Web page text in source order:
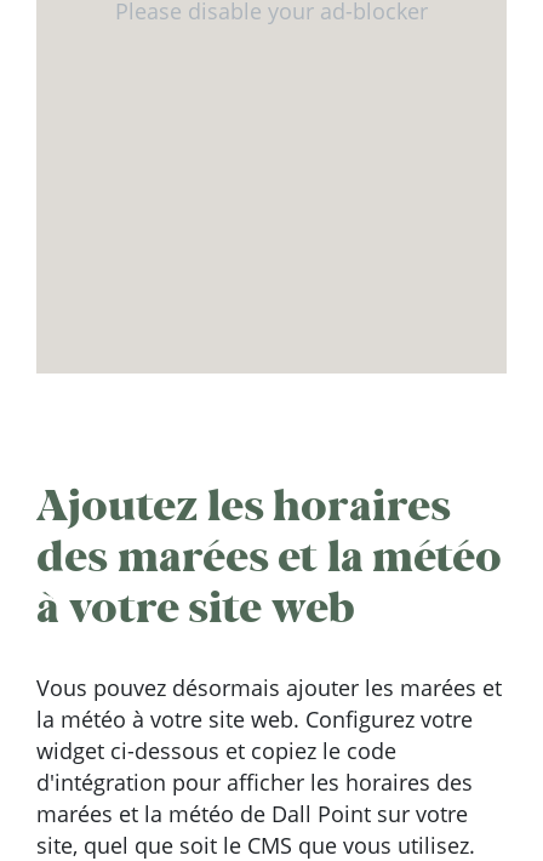
Ajoutez les horaires
des marées et la météo
à votre site web
Vous pouvez désormais ajouter les marées et
la météo à votre site web. Configurez votre
widget ci-dessous et copiez le code
d'intégration pour afficher les horaires des
marées et la météo de Dall Point sur votre
site, quel que soit le CMS que vous utilisez.